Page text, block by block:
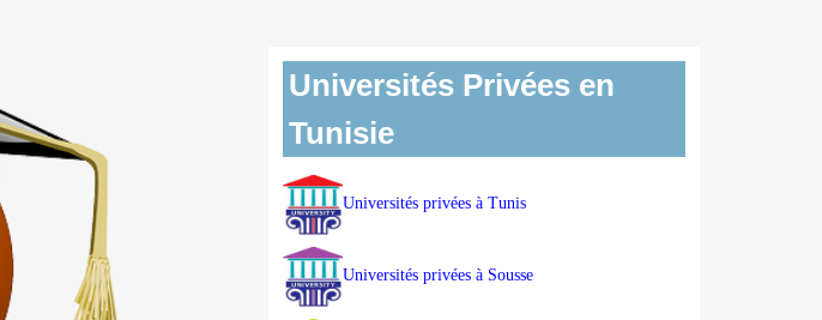
Universités Privées en
Tunisie
Universités privées à Tunis
Universités privées à Sousse